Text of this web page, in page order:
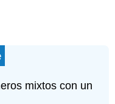
mixtos con un